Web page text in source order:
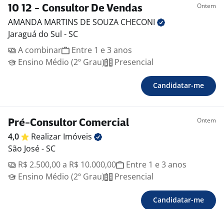
10 12 - Consultor De Vendas Ontem
AMANDA MARTINS DE SOUZA CHECONI
Jaraguá do Sul - SC
A combinar
Entre 1 e 3 anos
Ensino Médio (2º Grau)
Presencial
Candidatar-me
Pré-Consultor Comercial Ontem
4,0 Realizar Imóveis
São José - SC
R$ 2.500,00 a R$ 10.000,00
Entre 1 e 3 anos
Ensino Médio (2º Grau)
Presencial
Candidatar-me